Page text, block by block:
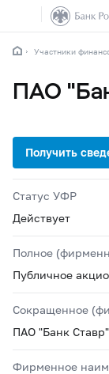
Участники
ПАО
Статус УФР
Действует
Полное
Публичное
Сокращенное
ПАО "Банк Ставр"
Фирменное